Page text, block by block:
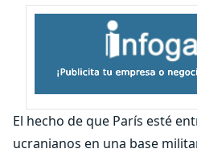
El hecho de que París esté
ucranianos en una base